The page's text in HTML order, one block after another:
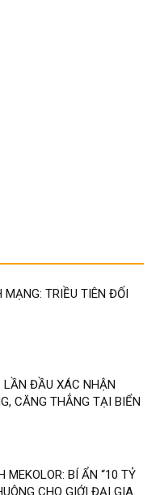
MẠNG: TRIỀU TIÊN ĐỐI
LẦN ĐẦU XÁC NHẬN
CĂNG THẲNG TẠI BIỂN
MEKOLOR: BÍ ẨN “10 TỶ
CHO GIỚI ĐẠI GIA